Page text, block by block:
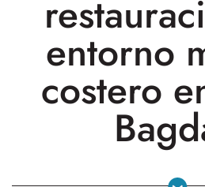
entorno
costero